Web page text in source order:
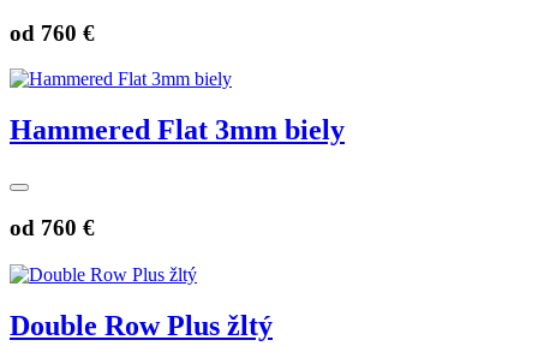
od 760 €
Hammered Flat 3mm biely
od 760 €
Double Row Plus žltý